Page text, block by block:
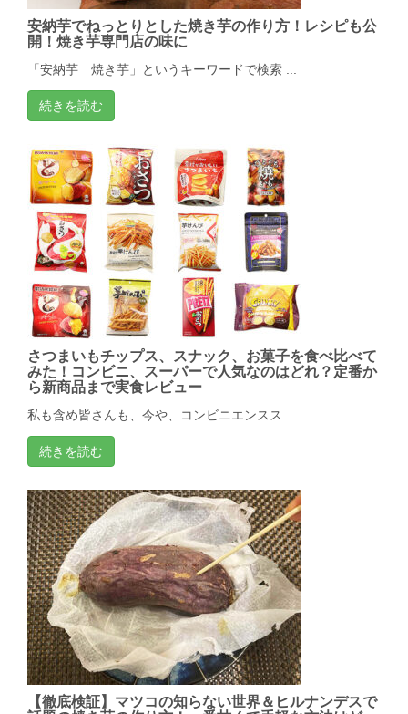
安納芋でねっとりとした焼き芋の作り方！レシピも公
開！焼き芋専門店の味に
「安納芋 焼き芋」というキーワードで検索 ...
続きを読む
さつまいもチップス、スナック、お菓子を食べ比べて
みた！コンビニ、スーパーで人気なのはどれ？定番か
ら新商品まで実食レビュー
私も含め皆さんも、今や、コンビニエンスス ...
続きを読む
【徹底検証】マツコの知らない世界＆ヒルナンデスで